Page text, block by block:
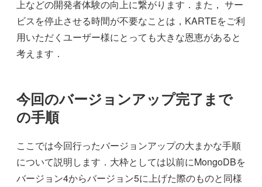
上などの開発者体験の向上に繋がります．また， サー
ビスを停止させる時間が不要なことは，KARTEをご利
用いただくユーザー様にとっても大きな恩恵があると
考えます．
今回のバージョンアップ完了まで
の手順
ここでは今回行ったバージョンアップの大まかな手順
について説明します．大枠としては以前にMongoDBを
バージョン4からバージョン5に上げた際のものと同様